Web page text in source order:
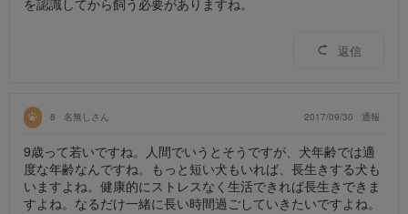
を認識してから飼う必要がありますね。
返信
8 名無しさん 2017/09/30 通報
9歳って若いですね。人間でいうとそうですが、犬年齢では適
度な年齢なんですね。もっと短い犬もいれば、長生きする犬も
いますよね。健康的にストレスなく生活できれば長生きできま
すよね。なるだけ一緒に長い時間過ごしていきたいですよね。